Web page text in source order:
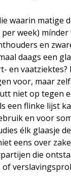
waarin matige
week) mínder
en
daags een
en vaatziektes?
voor, maar
niet op tegen
een flinke lijst
en voor
élk glaasje
eens over
die